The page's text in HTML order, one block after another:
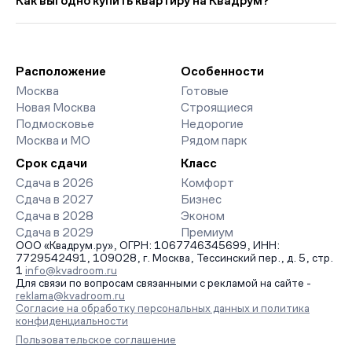
класса. На страницах ЖК доступны отзывы жильцов о
качестве строительства, интерактивный генплан корпусов,
организует просмотр и поможет одобрить ипотеку по
минимальной ставке. Чтобы зафиксировать цену, оставьте
заявку на обратный звонок.
Расположение
Москва
Новая Москва
Подмосковье
Москва и МО
Особенности
Готовые
Строящиеся
Недорогие
Рядом парк
Срок сдачи
Сдача в 2026
Сдача в 2027
Сдача в 2028
Сдача в 2029
Класс
Комфорт
Бизнес
Эконом
Премиум
ООО «Квадрум.ру», ОГРН: 1067746345699, ИНН:
7729542491, 109028, г. Москва, Тессинский пер., д. 5, стр.
1 info@kvadroom.ru
Для связи по вопросам связанными с рекламой на сайте -
reklama@kvadroom.ru
Согласие на обработку персональных данных и политика
конфиденциальности
Пользовательское соглашение